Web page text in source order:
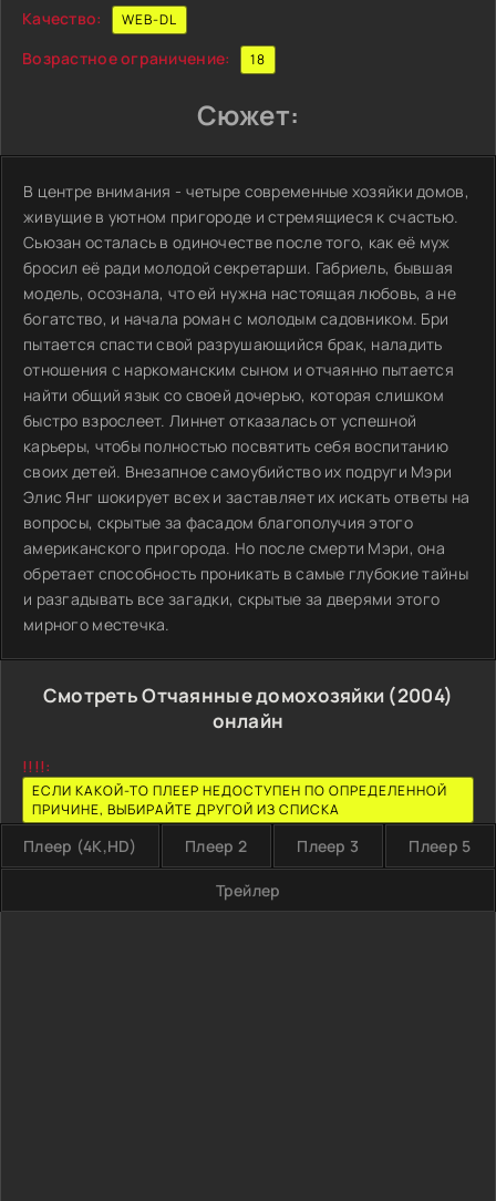
Качество: WEB-DL
Возрастное ограничение: 18
Сюжет:
В центре внимания - четыре современные хозяйки домов,
живущие в уютном пригороде и стремящиеся к счастью.
Сьюзан осталась в одиночестве после того, как её муж
бросил её ради молодой секретарши. Габриель, бывшая
модель, осознала, что ей нужна настоящая любовь, а не
богатство, и начала роман с молодым садовником. Бри
пытается спасти свой разрушающийся брак, наладить
отношения с наркоманским сыном и отчаянно пытается
найти общий язык со своей дочерью, которая слишком
быстро взрослеет. Линнет отказалась от успешной
карьеры, чтобы полностью посвятить себя воспитанию
своих детей. Внезапное самоубийство их подруги Мэри
Элис Янг шокирует всех и заставляет их искать ответы на
вопросы, скрытые за фасадом благополучия этого
американского пригорода. Но после смерти Мэри, она
обретает способность проникать в самые глубокие тайны
и разгадывать все загадки, скрытые за дверями этого
мирного местечка.
Смотреть Отчаянные домохозяйки (2004)
онлайн
!!!!:
ЕСЛИ КАКОЙ-ТО ПЛЕЕР НЕДОСТУПЕН ПО ОПРЕДЕЛЕННОЙ
ПРИЧИНЕ, ВЫБИРАЙТЕ ДРУГОЙ ИЗ СПИСКА
Плеер (4K,HD) Плеер 2 Плеер 3 Плеер 5
Трейлер